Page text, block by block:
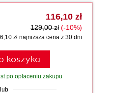
116,10 zł
129,00 zł (-10%)
zł najniższa cena z 30 dni
koszyka
po opłaceniu zakupu
lub